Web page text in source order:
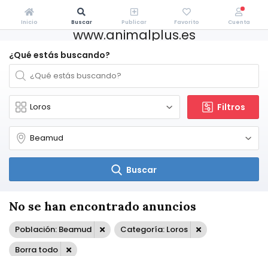
www.animalplus.es
¿Qué estás buscando?
Filtros
Buscar
No se han encontrado anuncios
Población: Beamud
Categoría: Loros
Borra todo
Inicio Buscar Publicar Favorito Cuenta